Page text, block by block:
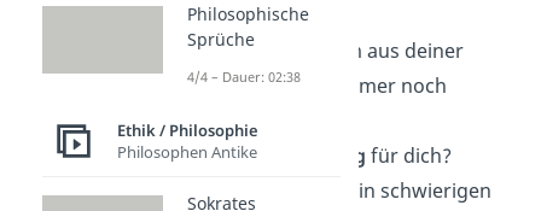
hast?
Gibt es einen Traum aus deiner
Kindheit, den du immer noch
verfolgst?
Was bedeutet
Erfolg für dich?
Was
dich in schwierigen
Philosophische
Sprüche
4/4 – Dauer: 02:38
Ethik / Philosophie
Philosophen Antike
Sokrates